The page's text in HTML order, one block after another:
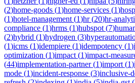
(2)home-goods (1)home-services (1)
(1)hotel-management (1)hr(20)hr-
compliance (1)hrms (1)hubspot (7)
(2)hybrid (1)hydrogen (3)
(1)icms (1)idempiere (1)idempotency (1)
optimization (1)impact (1)impact-
(44)implementation-partner(1)import (1)
mode (1)incident-response (3)inclusive-